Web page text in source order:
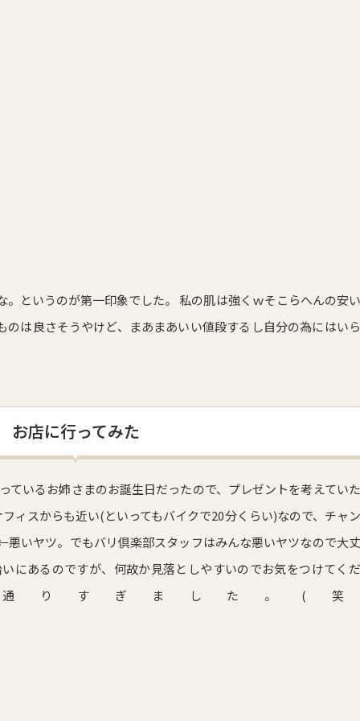
というのが第一印象でした。 私の肌は強くｗそこらへんの安
のは良さそうやけど、まあまあいい値段するし自分の為にはい
お店に行ってみた
ているお姉さまのお誕生日だったので、プレゼントを考えてい
ィスからも近い(といってもバイクで20分くらい)なので、チャ
いヤツ。でもバリ倶楽部スタッフはみんな悪いヤツなので大
にあるのですが、何故か見落としやすいのでお気をつけてく
りすぎました。(